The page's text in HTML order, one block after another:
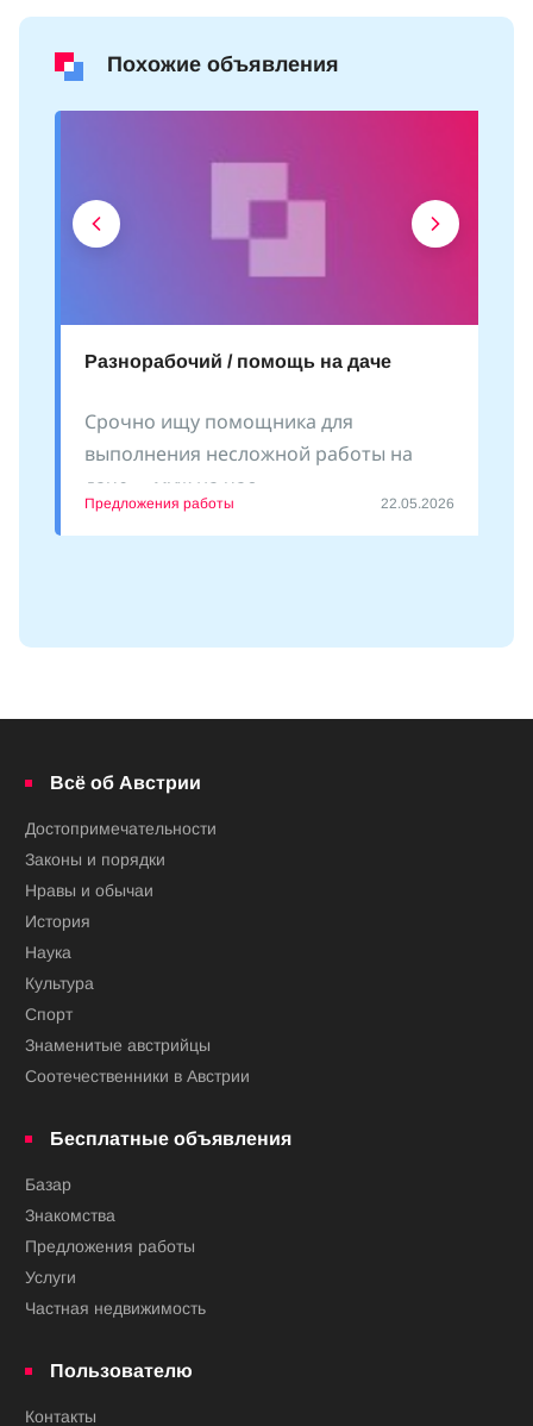
Похожие объявления
Разнорабочий / помощь на даче
Срочно ищу помощника для
выполнения несложной работы на
даче - «муж на час»
Предложения работы 22.05.2026
Всё об Австрии
Достопримечательности
Законы и порядки
Нравы и обычаи
История
Наука
Культура
Спорт
Знаменитые австрийцы
Соотечественники в Австрии
Бесплатные объявления
Базар
Знакомства
Предложения работы
Услуги
Частная недвижимость
Пользователю
Контакты